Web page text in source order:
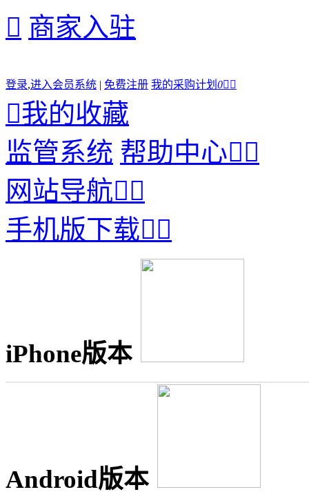
 商家入驻
登录,进入会员系统 | 免费注册 我的采购计划 0 
我的收藏
监管系统 帮助中心
网站导航
手机版下载
iPhone版本
Android版本